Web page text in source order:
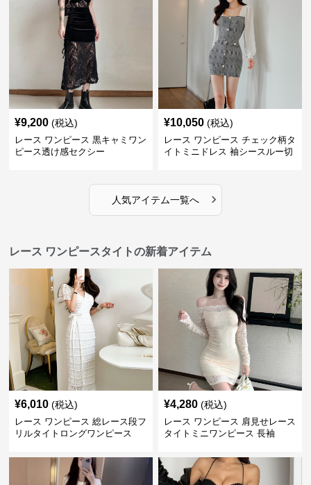
¥9,200 (税込)
レース ワンピース 黒キャミワン
ピース透け感セクシー
¥10,050 (税込)
レース ワンピース チェック柄タ
イトミニドレス 袖シースルー切
人気アイテム一覧へ ›
レース ワンピースタイトの新着アイテム
¥6,010 (税込)
レース ワンピース 総レース段フ
リルタイトロングワンピース
¥4,280 (税込)
レース ワンピース 肩見せレース
タイトミニワンピース 長袖